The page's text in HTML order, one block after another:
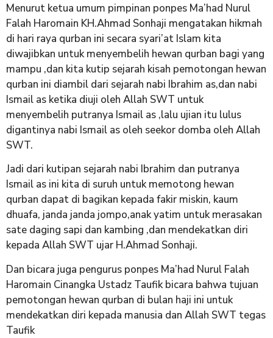
Menurut ketua umum pimpinan ponpes Ma’had Nurul
Falah Haromain KH.Ahmad Sonhaji mengatakan hikmah
di hari raya qurban ini secara syari’at Islam kita
diwajibkan untuk menyembelih hewan qurban bagi yang
mampu ,dan kita kutip sejarah kisah pemotongan hewan
qurban ini diambil dari sejarah nabi Ibrahim as,dan nabi
Ismail as ketika diuji oleh Allah SWT untuk
menyembelih putranya Ismail as ,lalu ujian itu lulus
digantinya nabi Ismail as oleh seekor domba oleh Allah
SWT.
Jadi dari kutipan sejarah nabi Ibrahim dan putranya
Ismail as ini kita di suruh untuk memotong hewan
qurban dapat di bagikan kepada fakir miskin, kaum
dhuafa, janda janda jompo,anak yatim untuk merasakan
sate daging sapi dan kambing ,dan mendekatkan diri
kepada Allah SWT ujar H.Ahmad Sonhaji.
Dan bicara juga pengurus ponpes Ma’had Nurul Falah
Haromain Cinangka Ustadz Taufik bicara bahwa tujuan
pemotongan hewan qurban di bulan haji ini untuk
mendekatkan diri kepada manusia dan Allah SWT tegas
Taufik